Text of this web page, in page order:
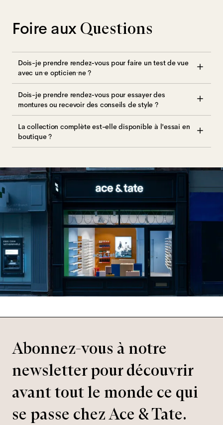
Foire aux Questions
Dois-je prendre rendez-vous pour faire un test de vue
avec un·e opticien·ne ?
Dois-je prendre rendez-vous pour essayer des
montures ou recevoir des conseils de style ?
La collection complète est-elle disponible à l'essai en
boutique ?
Abonnez-vous à notre
newsletter pour découvrir
avant tout le monde ce qui
se passe chez Ace & Tate.